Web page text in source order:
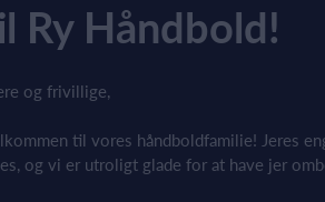
Ry Håndbold!
og frivillige,
til vores håndboldfamilie! Jeres
og vi er utroligt glade for at have jer